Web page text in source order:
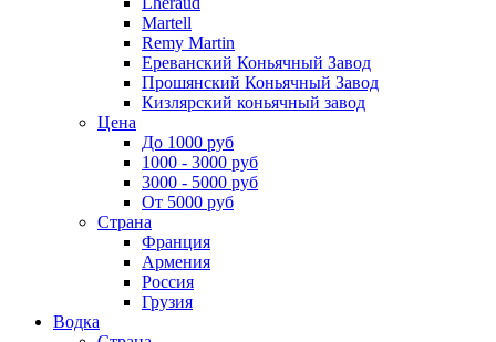
Martell
Remy Martin
Ереванский Коньячный Завод
Прошянский Коньячный Завод
Кизлярский коньячный завод
Цена
До 1000 руб
1000 - 3000 руб
3000 - 5000 руб
От 5000 руб
Страна
Франция
Армения
Россия
Грузия
Водка